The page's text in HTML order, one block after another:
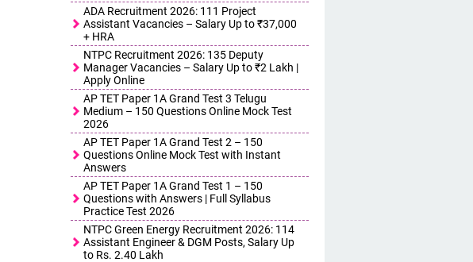
ADA Recruitment 2026: 111 Project
Assistant Vacancies – Salary Up to ₹37,000
+ HRA
NTPC Recruitment 2026: 135 Deputy
Manager Vacancies – Salary Up to ₹2 Lakh |
Apply Online
AP TET Paper 1A Grand Test 3 Telugu
Medium – 150 Questions Online Mock Test
2026
AP TET Paper 1A Grand Test 2 – 150
Questions Online Mock Test with Instant
Answers
AP TET Paper 1A Grand Test 1 – 150
Questions with Answers | Full Syllabus
Practice Test 2026
NTPC Green Energy Recruitment 2026: 114
Assistant Engineer & DGM Posts, Salary Up
to Rs. 2.40 Lakh